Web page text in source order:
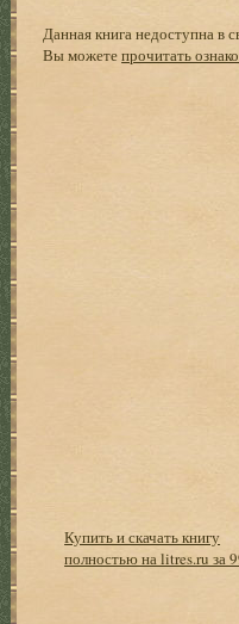
Данная книга недоступна в
Вы можетепрочитать
Купить и скачать книгу
полностью на litres.ru за